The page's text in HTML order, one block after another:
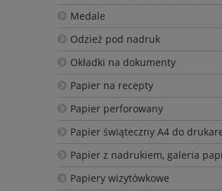
Medale
Odzież pod nadruk
Okładki na dokumenty
Papier na recepty
Papier perforowany
Papier świąteczny A4 do
Papier z nadrukiem, galeria
Papiery wizytówkowe